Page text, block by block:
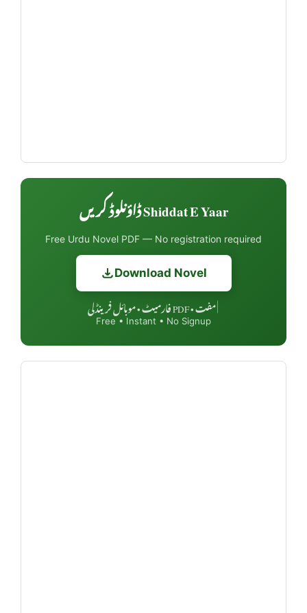
Shiddat E Yaar ڈاؤنلوڈ کریں
Free Urdu Novel PDF — No registration required
Download Novel
مفت • PDF فارمیٹ • موبائل فرینڈلی
Free • Instant • No Signup